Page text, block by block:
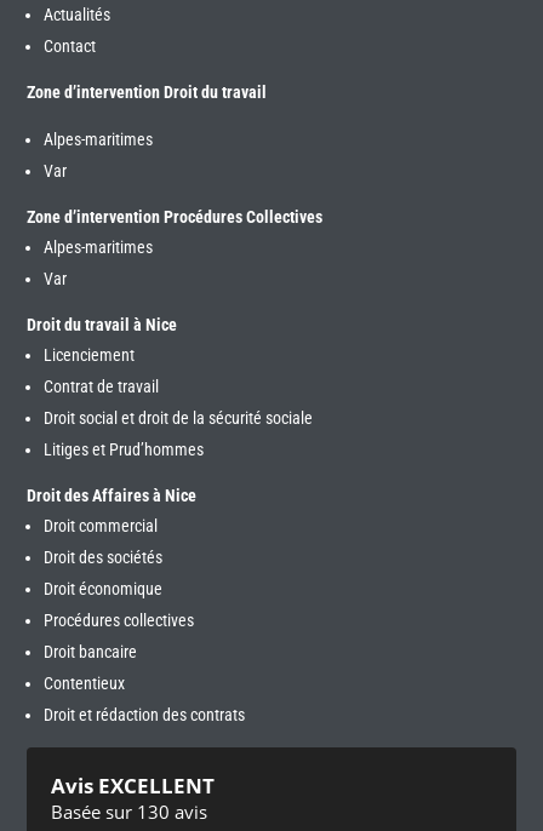
Actualités
Contact
Zone d’intervention Droit du travail
Alpes-maritimes
Var
Zone d’intervention Procédures Collectives
Alpes-maritimes
Var
Droit du travail à Nice
Licenciement
Contrat de travail
Droit social et droit de la sécurité sociale
Litiges et Prud’hommes
Droit des Affaires à Nice
Droit commercial
Droit des sociétés
Droit économique
Procédures collectives
Droit bancaire
Contentieux
Droit et rédaction des contrats
Avis EXCELLENT
Basée sur 130 avis